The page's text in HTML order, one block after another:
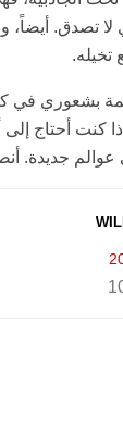
تخيله.
بشعوري في
كنت أحتاج
جديدة.